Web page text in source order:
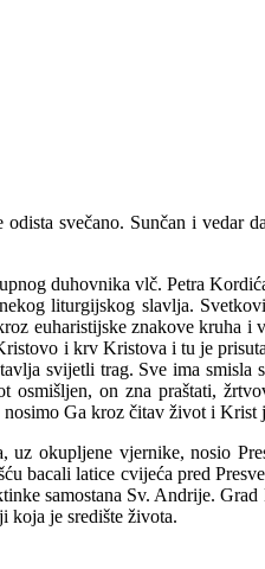
svečano. Sunčan i vedar
duhovnika vlč. Petra
liturgijskog slavlja.
euharistijske znakove kruha
i krv Kristova i tu je
svijetli trag. Sve ima
on zna praštati,
Ga kroz čitav život i
uz okupljene vjernike, nosio
bacali latice cvijeća pred
samostana Sv. Andrije.
koja je središte života.